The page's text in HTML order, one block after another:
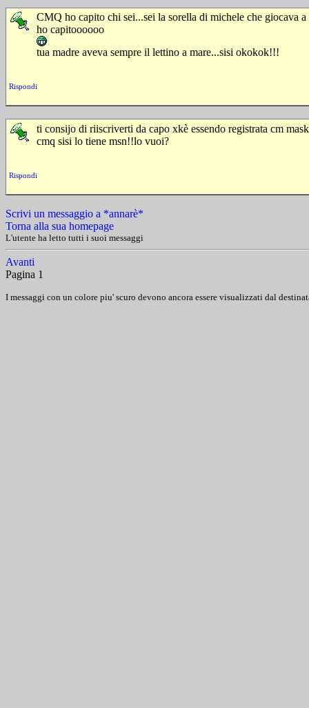
CMQ ho capito chi sei...sei la sorella di michele che giocava
ho capitoooooo
tua madre aveva sempre il lettino a mare...sisi okokok!!!
Rispondi
ti consijo di riiscriverti da capo xkè essendo registrata cm
cmq sisi lo tiene msn!!lo vuoi?
Rispondi
Scrivi un messaggio a *annarè*
Torna alla sua homepage
L'utente ha letto tutti i suoi messaggi
Avanti
Pagina 1
I messaggi con un colore piu' scuro devono ancora essere visualizzati dal